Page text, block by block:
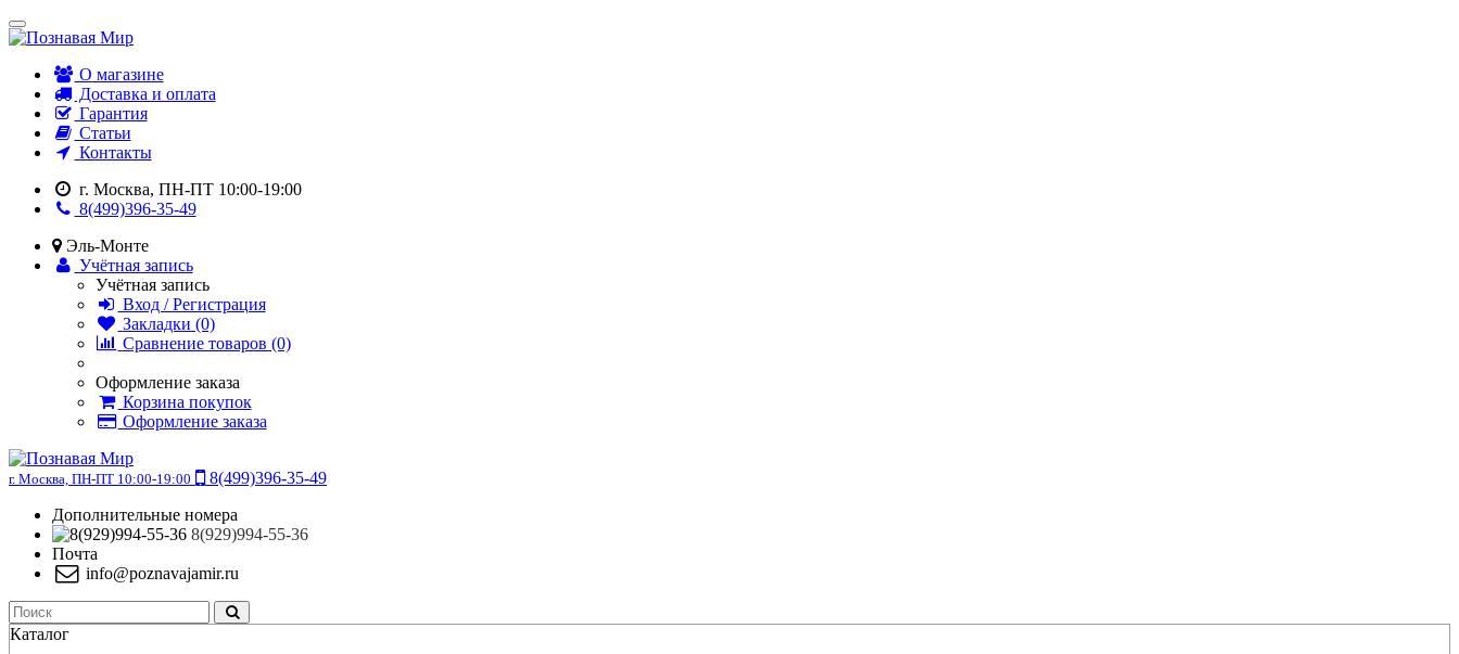
О магазине
Доставка и оплата
Гарантия
Статьи
Контакты
г. Москва, ПН-ПТ 10:00-19:00
8(499)396-35-49
Эль-Монте
Учётная запись
Учётная запись
Вход / Регистрация
Закладки (0)
Сравнение товаров (0)
Оформление заказа
Корзина покупок
Оформление заказа
г. Москва, ПН-ПТ 10:00-19:00
8(499)396-35-49
Дополнительные номера
8(929)994-55-36
Почта
info@poznavajamir.ru
Каталог